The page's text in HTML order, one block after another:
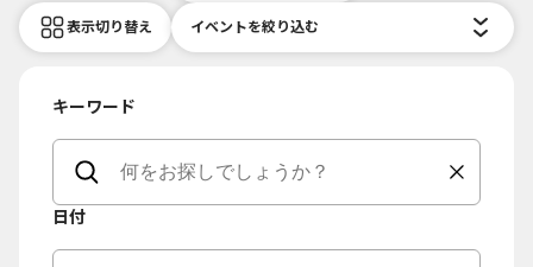
表示切り替え イベントを絞り込む
キーワード
日付